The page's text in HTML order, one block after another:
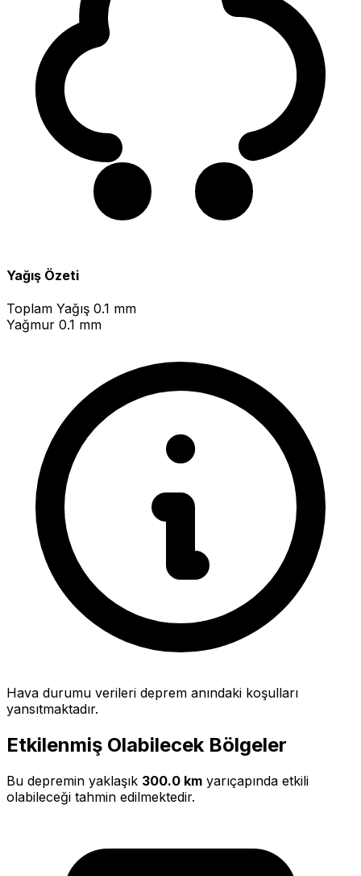
Yağış Özeti
Toplam Yağış 0.1 mm
Yağmur 0.1 mm
Hava durumu verileri deprem anındaki koşulları
yansıtmaktadır.
Etkilenmiş Olabilecek Bölgeler
Bu depremin yaklaşık 300.0 km yarıçapında etkili
olabileceği tahmin edilmektedir.